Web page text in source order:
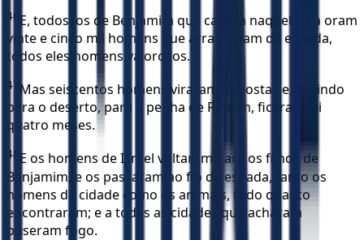
46 E, todos, os de Benjamim que caíram naquele dia oram
vinte e cinco mil homens que arrancavam da espada,
todos eles homens valorosos.
47 Mas seiscentos homens viraram as costas e, fugindo
para o deserto, para a penha de Rimom, ficaram ali
quatro meses.
48 E os homens de Israel voltaram para os filhos de
Benjamim, e os passaram ao fio da espada, tanto os
homens da cidade como os animais, tudo quanto
encontraram; e a todas as cidades que acharam
puseram fogo.